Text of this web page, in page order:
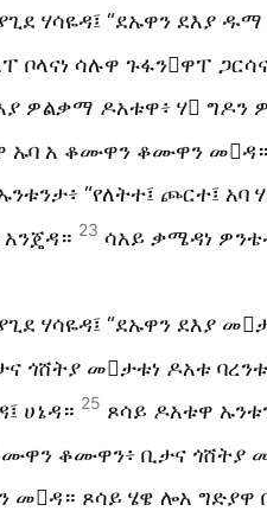
ሃሳዬዳ፤ “ደኡዋን ደእያ
ቦላናነ ሳሉዋ ጉፋንዋፐ
ዎልቃማ ዶአቱዋ፥ ሃ ግዶን
ኡባ አ ቆሙዋን ቆሙዋን
“የለትተ፤ ጮርተ፤ አባ
23 ሳአይ ቃሜዳነ
ሃሳዬዳ፤ “ደኡዋን ደእያ
ጎሸትያ መታቱነ ዶአቱ
ሀኔዳ። 25 ጾሳይ ዶአቱዋ
ቆሙዋን፥ ቢታና ጎሸትያ
ጾሳይ ሄዌ ሎአ ግድያዋ